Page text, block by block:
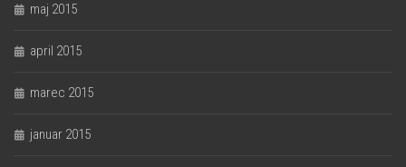
maj 2015
april 2015
marec 2015
januar 2015